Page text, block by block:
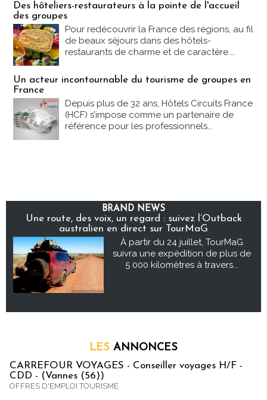
Des hôteliers-restaurateurs à la pointe de l'accueil
des groupes
Pour redécouvrir la France des régions, au fil
de beaux séjours dans des hôtels-
restaurants de charme et de caractère....
Un acteur incontournable du tourisme de groupes en
France
Depuis plus de 32 ans, Hôtels Circuits France
(HCF) s’impose comme un partenaire de
référence pour les professionnels...
BRAND NEWS
Une route, des voix, un regard : suivez l’Outback
australien en direct sur TourMaG
À partir du 24 juillet, TourMaG
suivra une expédition de plus de
5 000 kilomètres à travers...
LES ANNONCES
CARREFOUR VOYAGES - Conseiller voyages H/F -
CDD - (Vannes (56))
OFFRES D'EMPLOI TOURISME